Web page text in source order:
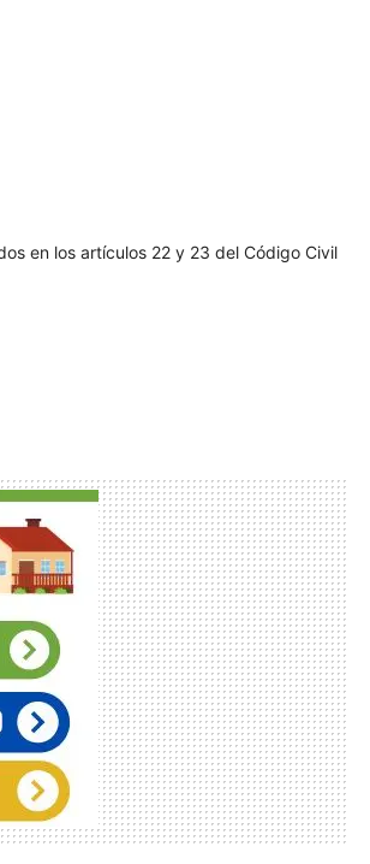
en los artículos 22 y 23 del Código Civil